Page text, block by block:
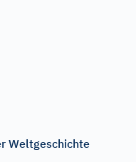
Weltgeschichte